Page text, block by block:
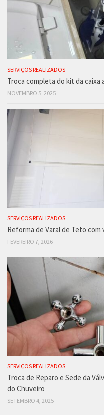
SERVIÇOS REALIZADOS
Troca completa do kit da caixa
NOVEMBRO 5, 2025
SERVIÇOS REALIZADOS
Reforma de Varal de Teto
FEVEREIRO 7, 2026
SERVIÇOS REALIZADOS
Troca de Reparo e Sede da
do Chuveiro
SETEMBRO 4, 2025